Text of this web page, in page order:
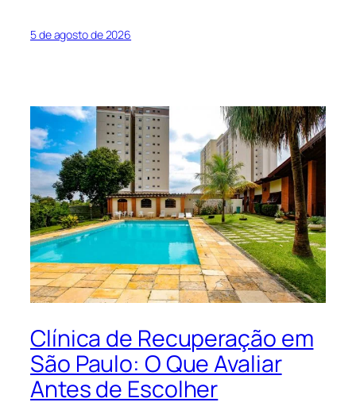
5 de agosto de 2026
Clínica de Recuperação em
São Paulo: O Que Avaliar
Antes de Escolher